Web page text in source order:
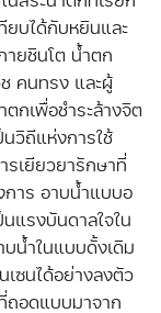
ยบได้กับหยินและ
ายชินโต น้ำตก
คนทรง และผู้
กเพื่อชำระล้างจิต
วิถีแห่งการใช้
รเยียวยารักษาที่
การ อาบน้ำแบบอ
แรงบันดาลใจใน
น้ำในแบบดั้งเดิม
ซนได้อย่างลงตัว
ถอดแบบมาจาก